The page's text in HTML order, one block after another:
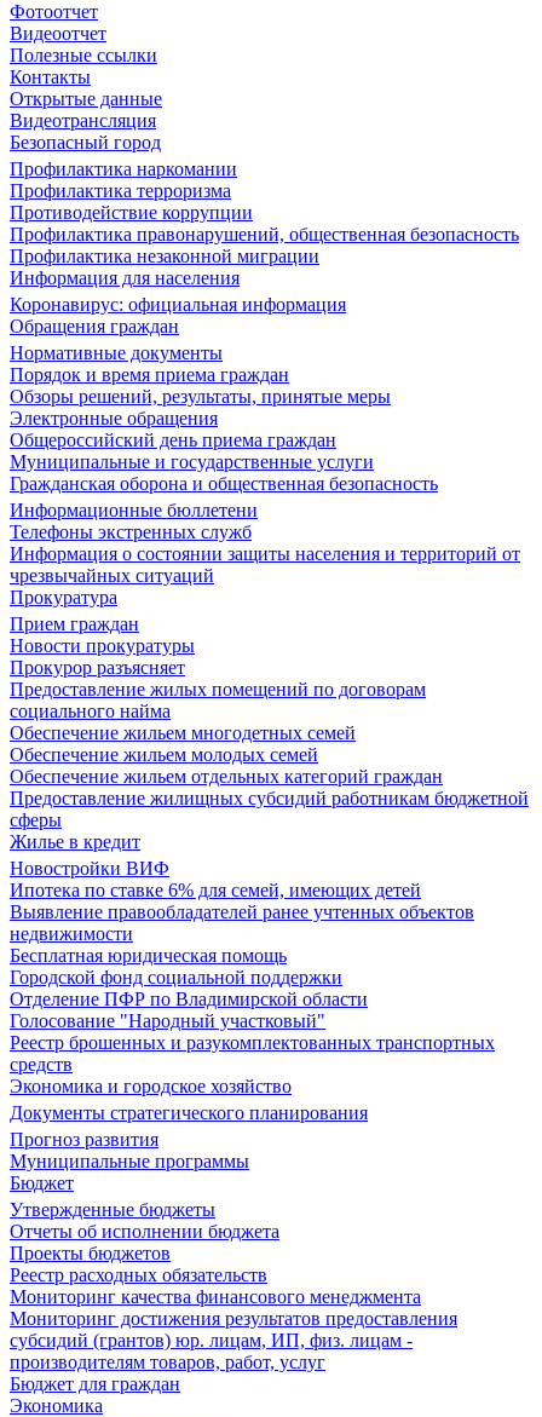
Фотоотчет
Видеоотчет
Полезные ссылки
Контакты
Открытые данные
Видеотрансляция
Безопасный город
Профилактика наркомании
Профилактика терроризма
Противодействие коррупции
Профилактика правонарушений, общественная безопасность
Профилактика незаконной миграции
Информация для населения
Коронавирус: официальная информация
Обращения граждан
Нормативные документы
Порядок и время приема граждан
Обзоры решений, результаты, принятые меры
Электронные обращения
Общероссийский день приема граждан
Муниципальные и государственные услуги
Гражданская оборона и общественная безопасность
Информационные бюллетени
Телефоны экстренных служб
Информация о состоянии защиты населения и территорий от
чрезвычайных ситуаций
Прокуратура
Прием граждан
Новости прокуратуры
Прокурор разъясняет
Предоставление жилых помещений по договорам
социального найма
Обеспечение жильем многодетных семей
Обеспечение жильем молодых семей
Обеспечение жильем отдельных категорий граждан
Предоставление жилищных субсидий работникам бюджетной
сферы
Жилье в кредит
Новостройки ВИФ
Ипотека по ставке 6% для семей, имеющих детей
Выявление правообладателей ранее учтенных объектов
недвижимости
Бесплатная юридическая помощь
Городской фонд социальной поддержки
Отделение ПФР по Владимирской области
Голосование "Народный участковый"
Реестр брошенных и разукомплектованных транспортных
средств
Экономика и городское хозяйство
Документы стратегического планирования
Прогноз развития
Муниципальные программы
Бюджет
Утвержденные бюджеты
Отчеты об исполнении бюджета
Проекты бюджетов
Реестр расходных обязательств
Мониторинг качества финансового менеджмента
Мониторинг достижения результатов предоставления
субсидий (грантов) юр. лицам, ИП, физ. лицам -
производителям товаров, работ, услуг
Бюджет для граждан
Экономика